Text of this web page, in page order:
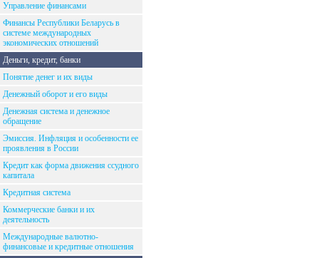
Управление финансами
Финансы Республики Беларусь в
системе международных
экономических отношений
Деньги, кредит, банки
Понятие денег и их виды
Денежный оборот и его виды
Денежная система и денежное
обращение
Эмиссия. Инфляция и особенности ее
проявления в России
Кредит как форма движения ссудного
капитала
Кредитная система
Коммерческие банки и их
деятельность
Международные валютно-
финансовые и кредитные отношения